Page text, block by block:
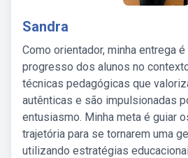
Sandra
Como orientador, minha entrega
progresso dos alunos no
técnicas pedagógicas que
autênticas e são impulsionadas
entusiasmo. Minha meta é guiar
trajetória para se tornarem uma
utilizando estratégias